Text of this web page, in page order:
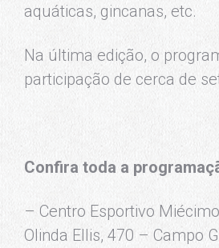
aquáticas, gincanas, etc.
Na última edição, o
participação de cerca de
Confira toda a
– Centro Esportivo
Olinda Ellis, 470 – Campo